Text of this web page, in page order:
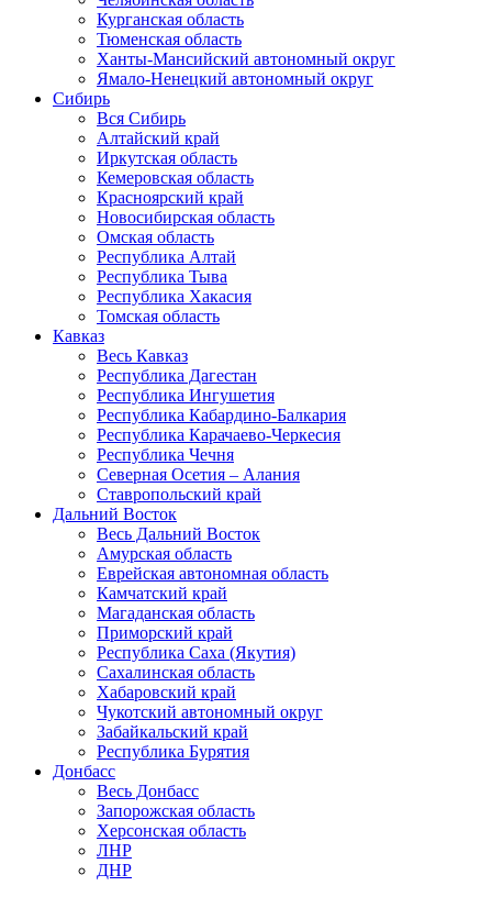
Курганская область
Тюменская область
Ханты-Мансийский автономный округ
Ямало-Ненецкий автономный округ
Сибирь
Вся Сибирь
Алтайский край
Иркутская область
Кемеровская область
Красноярский край
Новосибирская область
Омская область
Республика Алтай
Республика Тыва
Республика Хакасия
Томская область
Кавказ
Весь Кавказ
Республика Дагестан
Республика Ингушетия
Республика Кабардино-Балкария
Республика Карачаево-Черкесия
Республика Чечня
Северная Осетия – Алания
Ставропольский край
Дальний Восток
Весь Дальний Восток
Амурская область
Еврейская автономная область
Камчатский край
Магаданская область
Приморский край
Республика Саха (Якутия)
Сахалинская область
Хабаровский край
Чукотский автономный округ
Забайкальский край
Республика Бурятия
Донбасс
Весь Донбасс
Запорожская область
Херсонская область
ЛНР
ДНР